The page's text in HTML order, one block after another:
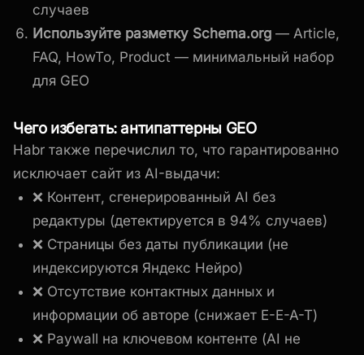
случаев
Используйте разметку Schema.org — Article,
FAQ, HowTo, Product — минимальный набор
для GEO
Чего избегать: антипаттерны GEO
Habr также перечислил то, что гарантированно
исключает сайт из AI-выдачи:
❌ Контент, сгенерированный AI без
редактуры (детектируется в 94% случаев)
❌ Страницы без даты публикации (не
индексируются Яндекс Нейро)
❌ Отсутствие контактных данных и
информации об авторе (снижает E-E-A-T)
❌ Paywall на ключевом контенте (AI не